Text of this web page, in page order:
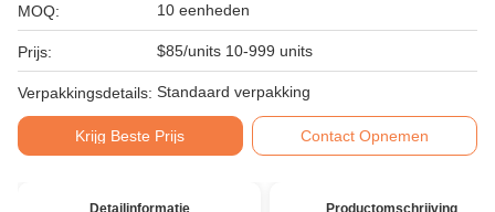
MOQ: 10 eenheden
Prijs: $85/units 10-999 units
Verpakkingsdetails: Standaard verpakking
Krijg Beste Prijs Contact Opnemen
Detailinformatie Productomschrijving